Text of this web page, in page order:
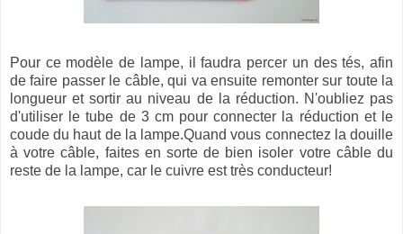
Pour ce modèle de lampe, il faudra percer un des tés, afin
de faire passer le câble, qui va ensuite remonter sur toute la
longueur et sortir au niveau de la réduction. N'oubliez pas
d'utiliser le tube de 3 cm pour connecter la réduction et le
coude du haut de la lampe.Quand vous connectez la douille
à votre câble, faites en sorte de bien isoler votre câble du
reste de la lampe, car le cuivre est très conducteur!